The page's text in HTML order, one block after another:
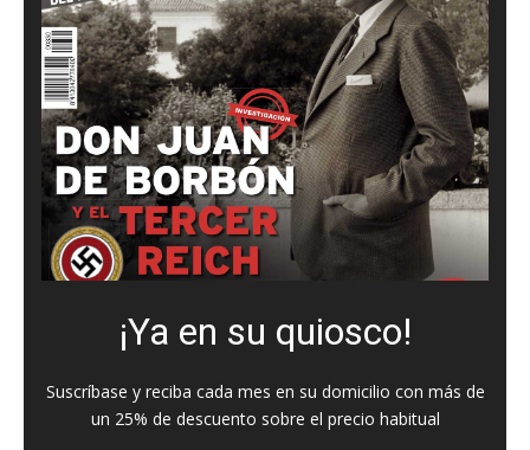
¡Ya en su quiosco!
Suscríbase y reciba cada mes en su domicilio con más de
un 25% de descuento sobre el precio habitual